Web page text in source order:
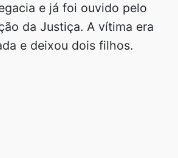
e já foi ouvido pelo
da Justiça. A vítima era
e deixou dois filhos.